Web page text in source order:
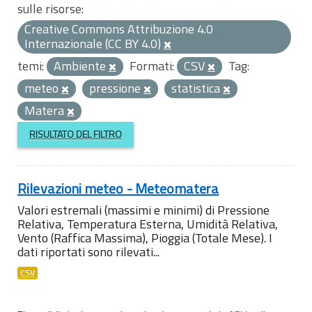
sulle risorse:
Creative Commons Attribuzione 4.0
Internazionale (CC BY 4.0)
temi: Ambiente Formati: CSV
Tag:
meteo
pressione
statistica
Matera
RISULTATO DEL FILTRO
Rilevazioni meteo - Meteomatera
Valori estremali (massimi e minimi) di Pressione
Relativa, Temperatura Esterna, Umidità Relativa,
Vento (Raffica Massima), Pioggia (Totale Mese). I
dati riportati sono rilevati...
CSV